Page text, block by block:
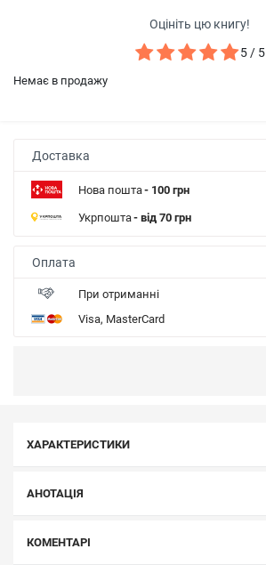
Оцініть цю книгу!
5 / 5
Немає в продажу
Доставка
Нова пошта- 100 грн
Укрпошта- від 70 грн
Оплата
При отриманні
Visa, MasterCard
ХАРАКТЕРИСТИКИ
АНОТАЦІЯ
КОМЕНТАРІ